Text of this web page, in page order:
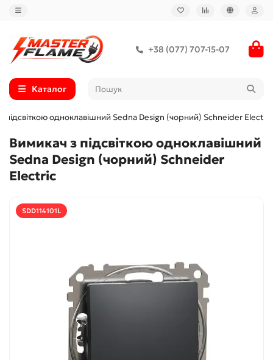
+38 (077) 707-15-07
Каталог
підсвіткою одноклавішний Sedna Design (чорний) Schneider Electric
Вимикач з підсвіткою одноклавішний
Sedna Design (чорний) Schneider
Electric
SDD114101L